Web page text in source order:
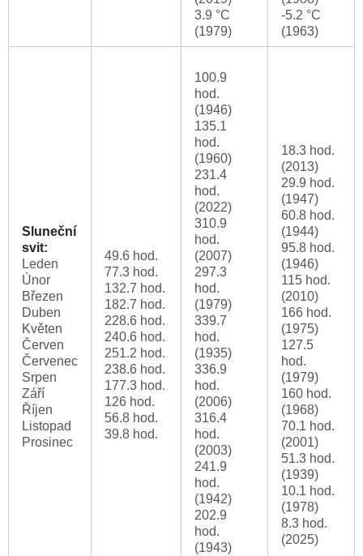
3.9 °C
(1979)
-5.2 °C
(1963)
Sluneční
svit:
Leden
Únor
Březen
Duben
Květen
Červen
Červenec
Srpen
Září
Říjen
Listopad
Prosinec
49.6 hod.
77.3 hod.
132.7 hod.
182.7 hod.
228.6 hod.
240.6 hod.
251.2 hod.
238.6 hod.
177.3 hod.
126 hod.
56.8 hod.
39.8 hod.
100.9
hod.
(1946)
135.1
hod.
(1960)
231.4
hod.
(2022)
310.9
hod.
(2007)
297.3
hod.
(1979)
339.7
hod.
(1935)
336.9
hod.
(2006)
316.4
hod.
(2003)
241.9
hod.
(1942)
202.9
hod.
(1943)
18.3 hod.
(2013)
29.9 hod.
(1947)
60.8 hod.
(1944)
95.8 hod.
(1946)
115 hod.
(2010)
166 hod.
(1975)
127.5
hod.
(1979)
160 hod.
(1968)
70.1 hod.
(2001)
51.3 hod.
(1939)
10.1 hod.
(1978)
8.3 hod.
(2025)